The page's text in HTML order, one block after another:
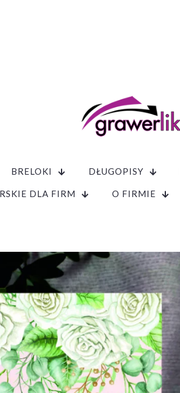
BRELOKI DŁUGOPISY
DLA FIRM O FIRMIE